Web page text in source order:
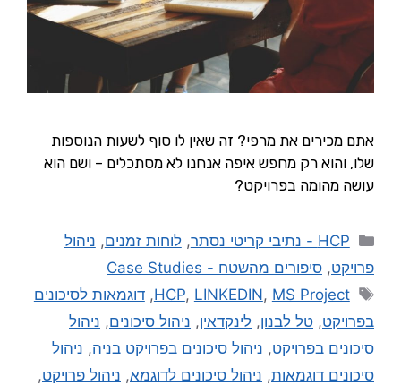
אתם מכירים את מרפי? זה שאין לו סוף לשעות הנוספות
שלו, והוא רק מחפש איפה אנחנו לא מסתכלים – ושם הוא
עושה מהומה בפרויקט?
HCP - נתיבי קריטי נסתר ,לוחות זמנים, ניהול
פרויקט, סיפורים מהשטח - Case Studies
HCP, LINKEDIN, MS Project
,דוגמאות לסיכונים
בפרויקט, טל לבנון, לינקדאין, ניהול סיכונים, ניהול
סיכונים בפרויקט, ניהול סיכונים בפרויקט בניה, ניהול
סיכונים דוגמאות, ניהול סיכונים לדוגמא, ניהול פרויקט,